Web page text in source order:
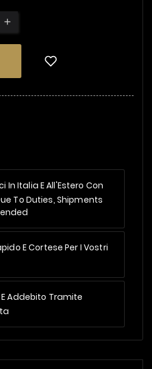
In Italia E All'Estero Con
To Duties, Shipments
E Cortese Per I Vostri
Addebito Tramite